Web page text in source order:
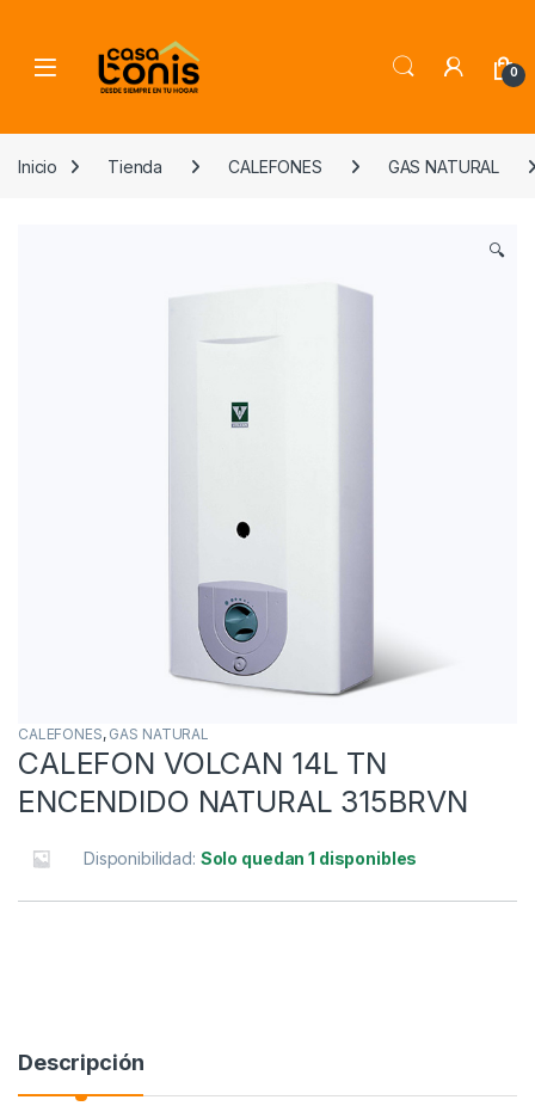
0
Inicio Tienda CALEFONES GAS NATURAL
🔍
CALEFONES, GAS NATURAL
CALEFON VOLCAN 14L TN
ENCENDIDO NATURAL 315BRVN
Disponibilidad: Solo quedan 1 disponibles
Descripción